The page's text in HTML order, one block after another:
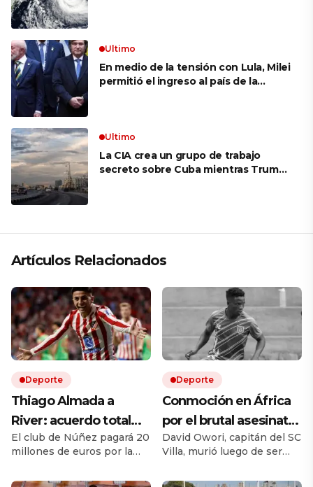
Ultimo
En medio de la tensión con Lula, Milei
permitió el ingreso al país de la
Ultimo
La CIA crea un grupo de trabajo
secreto sobre Cuba mientras Trump
Artículos Relacionados
Deporte
Thiago Almada a
River: acuerdo total
con Atlético de Madrid
y el campeón del
mundo llega por una
El club de Núñez pagará 20
millones de euros por la
Le ganó la pulseada a
Deporte
Conmoción en África
por el brutal asesinato
de una de las figuras
del fútbol ugandés
David Owori, capitán del SC
Villa, murió luego de ser
durante un asalto ocurrido